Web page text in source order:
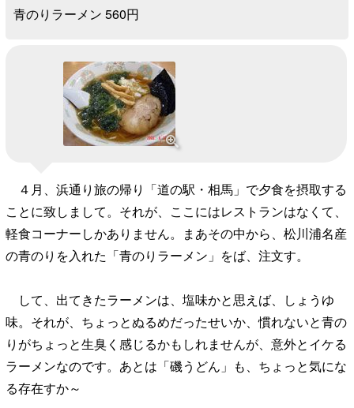
青のりラーメン 560円
４月、浜通り旅の帰り「道の駅・相馬」で夕食を摂取する
ことに致しまして。それが、ここにはレストランはなくて、
軽食コーナーしかありません。まあその中から、松川浦名産
の青のりを入れた「青のりラーメン」をば、注文す。
して、出てきたラーメンは、塩味かと思えば、しょうゆ
味。それが、ちょっとぬるめだったせいか、慣れないと青の
りがちょっと生臭く感じるかもしれませんが、意外とイケる
ラーメンなのです。あとは「磯うどん」も、ちょっと気にな
る存在すか～